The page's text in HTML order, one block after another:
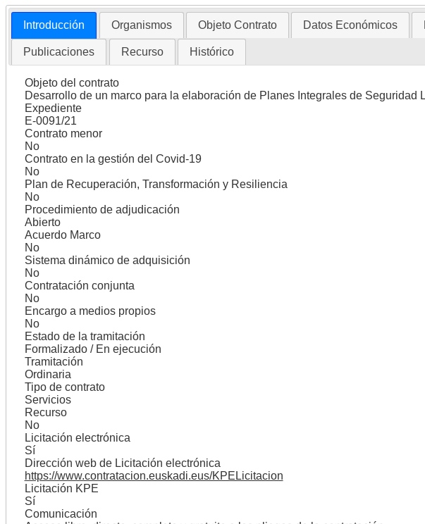
Introducción Organismos Objeto Contrato Datos Económicos
Publicaciones Recurso Histórico
Objeto del contrato
Desarrollo de un marco para la elaboración de Planes Integrales de Seguridad
Expediente
E-0091/21
Contrato menor
No
Contrato en la gestión del Covid-19
No
Plan de Recuperación, Transformación y Resiliencia
No
Procedimiento de adjudicación
Abierto
Acuerdo Marco
No
Sistema dinámico de adquisición
No
Contratación conjunta
No
Encargo a medios propios
No
Estado de la tramitación
Formalizado / En ejecución
Tramitación
Ordinaria
Tipo de contrato
Servicios
Recurso
No
Licitación electrónica
Sí
Dirección web de Licitación electrónica
https://www.contratacion.euskadi.eus/KPELicitacion
Licitación KPE
Sí
Comunicación